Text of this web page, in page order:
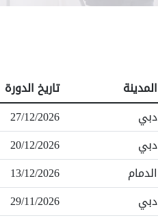
المدينة تاريخ الدورة
دبي 27/12/2026
دبي 20/12/2026
الدمام 13/12/2026
دبي 29/11/2026